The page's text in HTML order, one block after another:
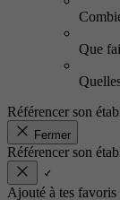
Que
Référencer son
Fermer
Référencer son
Ajouté à tes favoris